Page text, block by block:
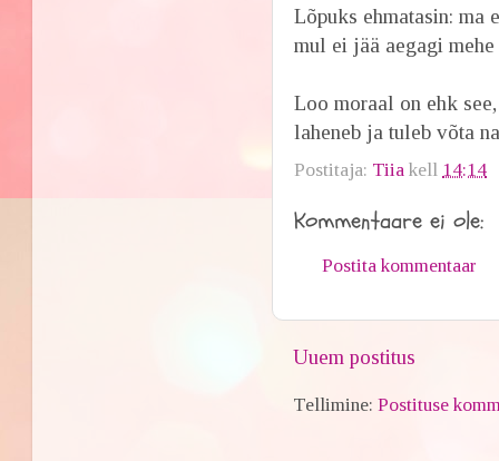
Lõpuks ehmatasin: ma
mul ei jää aegagi
Loo moraal on ehk
laheneb ja tuleb võta
Postitaja: Tiia kell 14:14
Kommentaare ei ole:
Postita kommentaar
Uuem postitus
Tellimine:Postituse